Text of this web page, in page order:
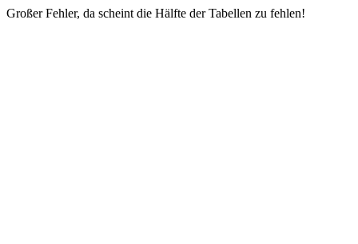
Großer Fehler, da scheint die Hälfte der Tabellen zu fehlen!